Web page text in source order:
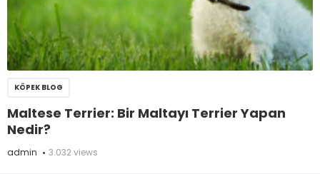
KÖPEK BLOG
Maltese Terrier: Bir Maltayı Terrier Yapan
Nedir?
admin 3.032 views